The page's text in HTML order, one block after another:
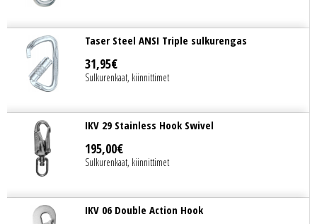
Taser Steel ANSI Triple sulkurengas
31,95€
Sulkurenkaat, kiinnittimet
IKV 29 Stainless Hook Swivel
195,00€
Sulkurenkaat, kiinnittimet
IKV 06 Double Action Hook